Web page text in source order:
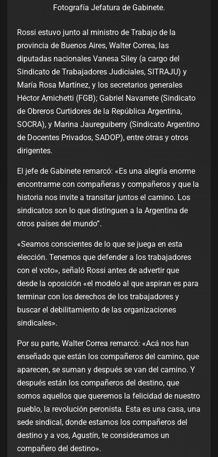
Fotografía Jefatura de Gabinete.
Rossi estuvo junto al ministro de Trabajo de la
provincia de Buenos Aires, Walter Correa, las
diputadas nacionales Vanesa Siley (a cargo del
Sindicato de Trabajadores Judiciales, SITRAJU) y
María Rosa Martínez, y los secretarios generales
Héctor Amichetti (FGB); Gabriel Navarrete (Sindicato
de Obreros Curtidores de la República Argentina,
SOCRA), y Marina Jaureguiberry (Sindicato Argentino
de Docentes Privados, SADOP), entre otras y otros
dirigentes.
El jefe de Gabinete remarcó: «Es una alegría enorme
encontrarme con compañeras y compañeros y que la
historia nos invite a transitar juntos el camino. Los
sindicatos son lo que distinguen a la Argentina de
otros países del mundo”.
«Seamos conscientes de lo que se juega en esta
elección. Tenemos que defender a los trabajadores
con el voto», señaló Rossi antes de advertir que
desde la oposición «el modelo al que aspiran es para
terminar con los derechos de los trabajadores y
buscar el debilitamiento de las organizaciones
sindicales».
Por su parte, Walter Correa remarcó: «Acá nos han
enseñado que están los compañeros del camino, que
aparecen, se suman y después se van del camino. Y
después están los compañeros del destino, que
somos aquellos que queremos la felicidad de nuestro
pueblo, la revolución peronista. Esta es una casa, una
sede sindical, donde estamos los compañeros del
destino y a vos, Agustín, te consideramos un
compañero del destino».